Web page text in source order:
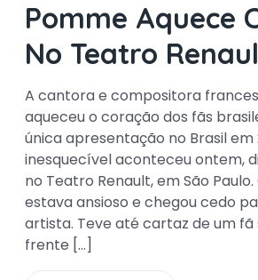
Pomme Aquece
No Teatro
A cantora e compositora
aqueceu o coração dos fãs
única apresentação no Brasil em
inesquecível aconteceu ontem,
no Teatro Renault, em São
estava ansioso e chegou cedo
artista. Teve até cartaz de um
frente […]